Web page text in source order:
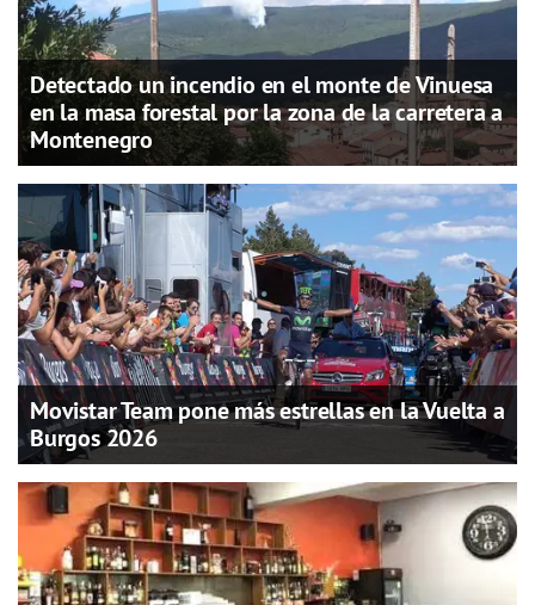
Detectado un incendio en el monte de Vinuesa
en la masa forestal por la zona de la carretera a
Montenegro
Movistar Team pone más estrellas en la Vuelta a
Burgos 2026